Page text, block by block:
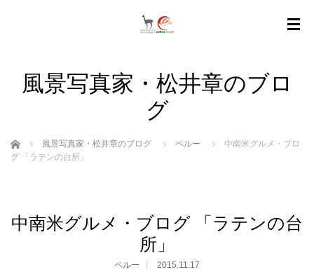
風景写真家・松井章のブロ
グ
ホーム 風景写真家・松井章のブログ ペルー
中南米グルメ・ブロ
グ 「ラテンの台所」
中南米グルメ・ブログ 「ラテンの台
所」
ペルー 2015.11.17